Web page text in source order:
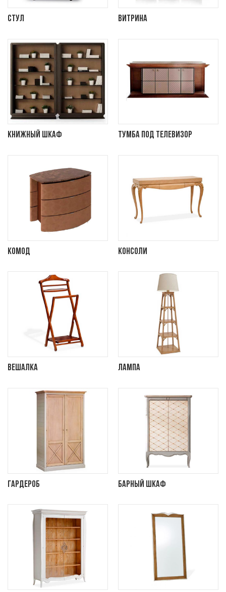
Стул Витрина
Книжный шкаф Тумба под телевизор
Комод Консоли
Вешалка Лампа
Гардероб Барный шкаф